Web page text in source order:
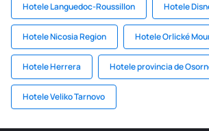
Hotele Languedoc-Roussillon Hotele
Hotele Nicosia Region Hotele Orlické
Hotele Herrera Hotele provincia de
Hotele Veliko Tarnovo